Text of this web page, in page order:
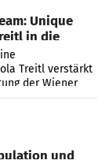
Unique
in die
Treitl verstärkt
der Wiener
Josef Kalina und
und